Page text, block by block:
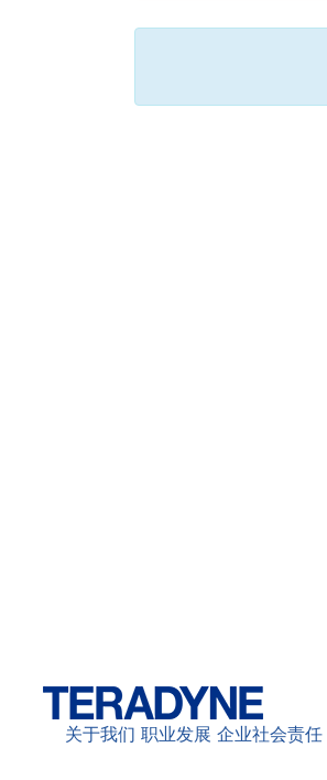
关于我们 职业发展 企业社会责任